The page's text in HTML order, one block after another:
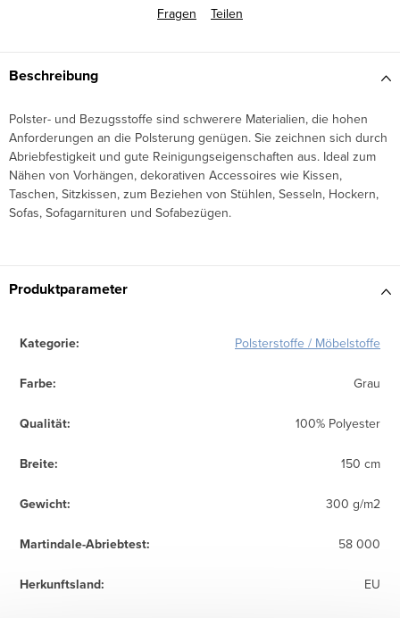
Fragen
Teilen
Beschreibung
Polster- und Bezugsstoffe sind schwerere Materialien, die hohen
Anforderungen an die Polsterung genügen. Sie zeichnen sich durch
Abriebfestigkeit und gute Reinigungseigenschaften aus. Ideal zum
Nähen von Vorhängen, dekorativen Accessoires wie Kissen,
Taschen, Sitzkissen, zum Beziehen von Stühlen, Sesseln, Hockern,
Sofas, Sofagarnituren und Sofabezügen.
Produktparameter
Kategorie: Polsterstoffe / Möbelstoffe
Farbe: Grau
Qualität: 100% Polyester
Breite: 150 cm
Gewicht: 300 g/m2
Martindale-Abriebtest: 58 000
Herkunftsland: EU